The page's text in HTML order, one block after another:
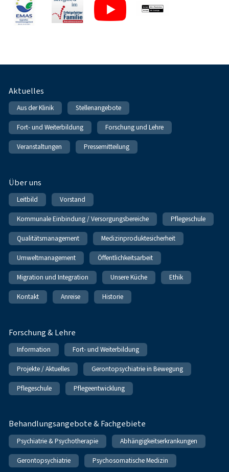
Fußnavigation
Aktuelles
Aus der Klinik Stellenangebote
Fort- und Weiterbildung Forschung und Lehre
Veranstaltungen Pressemitteilung
Über uns
Leitbild Vorstand
Kommunale Einbindung / Versorgungsbereiche Pflegeschule
Qualitätsmanagement Medizinproduktesicherheit
Umweltmanagement Öffentlichkeitsarbeit
Migration und Integration Unsere Küche Ethik
Kontakt Anreise Historie
Forschung & Lehre
Information Fort- und Weiterbildung
Projekte / Aktuelles Gerontopsychiatrie in Bewegung
Pflegeschule Pflegeentwicklung
Behandlungsangebote & Fachgebiete
Psychiatrie & Psychotherapie Abhängigkeitserkrankungen
Gerontopsychiatrie Psychosomatische Medizin